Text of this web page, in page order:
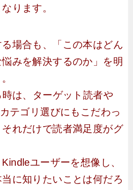
ります。
る場合も、「この本はどん
みを解決するのか」を明
時は、ターゲット読者や
テゴリ選びにもこだわっ
れだけで読者満足度がグ
ユーザーを想像し、
当に知りたいことは何だろ